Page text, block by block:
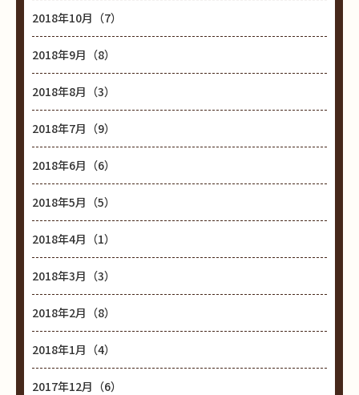
2018年10月（7）
2018年9月（8）
2018年8月（3）
2018年7月（9）
2018年6月（6）
2018年5月（5）
2018年4月（1）
2018年3月（3）
2018年2月（8）
2018年1月（4）
2017年12月（6）